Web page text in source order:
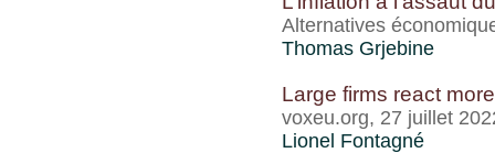
Alternatives
Thomas Grjebine
Large firms react
voxeu.org, 27 juillet
Lionel Fontagné